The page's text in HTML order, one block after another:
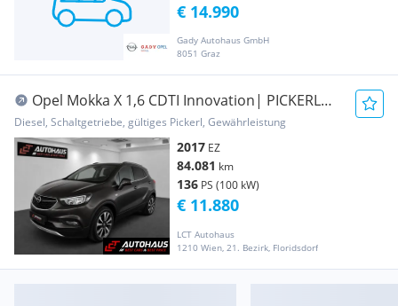
Gady Autohaus GmbH
8051 Graz
€ 14.990
Opel Mokka X 1,6 CDTI Innovation| PICKERL
BIS 06/2027 |
Diesel, Schaltgetriebe, gültiges Pickerl, Gewährleistung
2017 EZ
84.081 km
136 PS (100 kW)
LCT Autohaus
1210 Wien, 21. Bezirk, Floridsdorf
€ 11.880